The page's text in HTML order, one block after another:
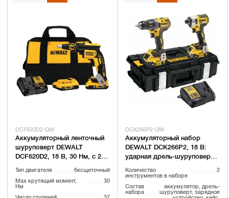
DCF620D2-QW
Аккумуляторный ленточный
шуруповерт DEWALT
DCF620D2, 18 В, 30 Нм, c 2
Тип двигателя бесщеточный
Max крутящий момент,
Нм
30
DCK266P2-QW
Аккумуляторный набор
DEWALT DCK266P2, 18 В:
ударная дрель-шуруповерт
DCF887, с 2 АКБ 5 Ач и ЗУ, в
кейсе
Количество
инструментов в наборе
2
Состав
набора
аккумулятор, дрель-
шуруповерт, зарядное